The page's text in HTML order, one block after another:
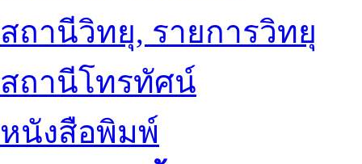
สถานีวิทยุ, รายการวิทยุ
สถานีโทรทัศน์
หนังสือพิมพ์